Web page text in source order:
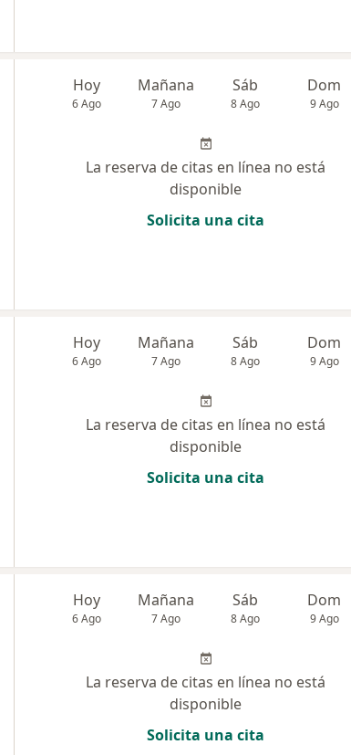
Hoy
6 Ago
Mañana
7 Ago
Sáb
8 Ago
Dom
9 Ago
La reserva de citas en línea no está
disponible
Solicita una cita
Hoy
6 Ago
Mañana
7 Ago
Sáb
8 Ago
Dom
9 Ago
La reserva de citas en línea no está
disponible
Solicita una cita
Hoy
6 Ago
Mañana
7 Ago
Sáb
8 Ago
Dom
9 Ago
La reserva de citas en línea no está
disponible
Solicita una cita